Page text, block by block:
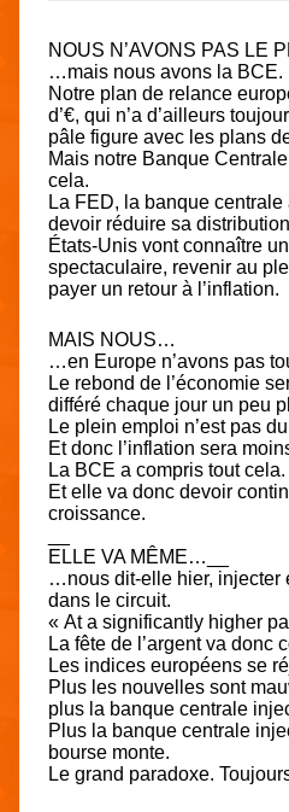
NOUS N’AVONS PAS LE
…mais nous avons la BCE.
Notre plan de relance
d’€, qui n’a d’ailleurs
pâle figure avec les plans
Mais notre Banque
cela.
La FED, la banque
devoir réduire sa
États-Unis vont connaître
spectaculaire, revenir au
payer un retour à l’inflation.
MAIS NOUS…
…en Europe n’avons pas
Le rebond de l’économie
différé chaque jour un peu
Le plein emploi n’est pas
Et donc l’inflation sera
La BCE a compris tout cela.
Et elle va donc devoir
croissance.
ELLE VA MÊME…__
…nous dit-elle hier, injecter
dans le circuit.
« At a significantly higher
La fête de l’argent va donc
Les indices européens se
Plus les nouvelles sont
plus la banque centrale
Plus la banque centrale
bourse monte.
Le grand paradoxe.